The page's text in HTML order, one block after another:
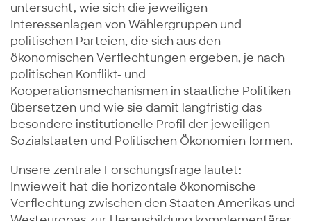
untersucht, wie sich die jeweiligen
Interessenlagen von Wählergruppen und
politischen Parteien, die sich aus den
ökonomischen Verflechtungen ergeben, je nach
politischen Konflikt- und
Kooperationsmechanismen in staatliche Politiken
übersetzen und wie sie damit langfristig das
besondere institutionelle Profil der jeweiligen
Sozialstaaten und Politischen Ökonomien formen.
Unsere zentrale Forschungsfrage lautet:
Inwieweit hat die horizontale ökonomische
Verflechtung zwischen den Staaten Amerikas und